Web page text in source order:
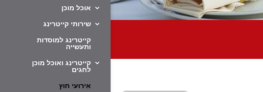
אוכל מוכן
שירותי קייטרינג
קייטרינג למוסדות
ותעשייה
קייטרינג ואוכל מוכן
לחגים
אירועי חוץ